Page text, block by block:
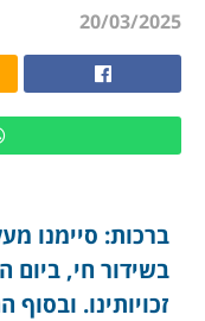
20/03/2025
ברכות: סיימנו
בשידור חי, ביום
זכויותינו.